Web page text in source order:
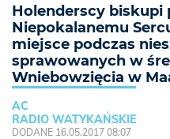
Holenderscy biskupi
Niepokalanemu
miejsce podczas
sprawowanych w
Wniebowzięcia w
AC
RADIO WATYKAŃSKIE
DODANE 16.05.2017 08:07